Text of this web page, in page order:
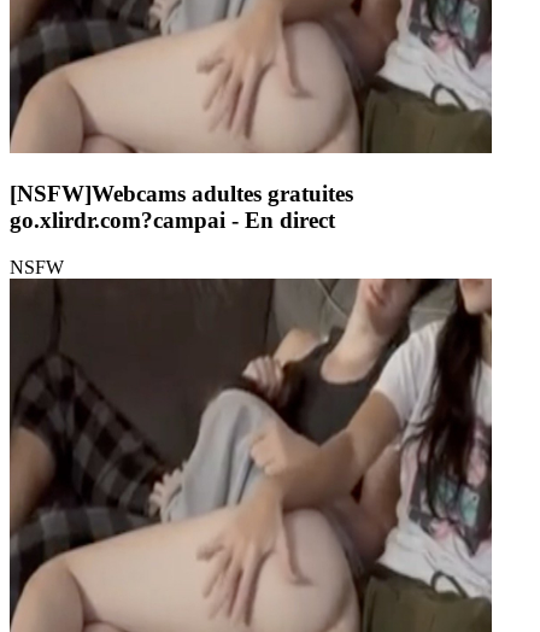
[NSFW]Webcams adultes gratuites
go.xlirdr.com?campai - En direct
NSFW